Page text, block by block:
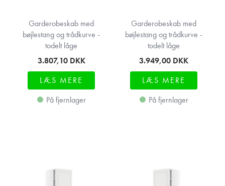
Garderobeskab med
bøjlestang og trådkurve -
todelt låge
3.807,10 DKK
LÆS MERE
På fjernlager
Garderobeskab med
bøjlestang og trådkurve -
todelt låge
3.949,00 DKK
LÆS MERE
På fjernlager